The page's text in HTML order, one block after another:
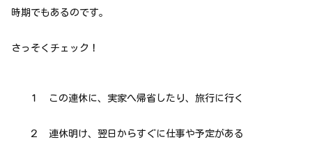
時期でもあるのです。
さっそくチェック！
１ この連休に、実家へ帰省したり、旅行に行く
２ 連休明け、翌日からすぐに仕事や予定がある